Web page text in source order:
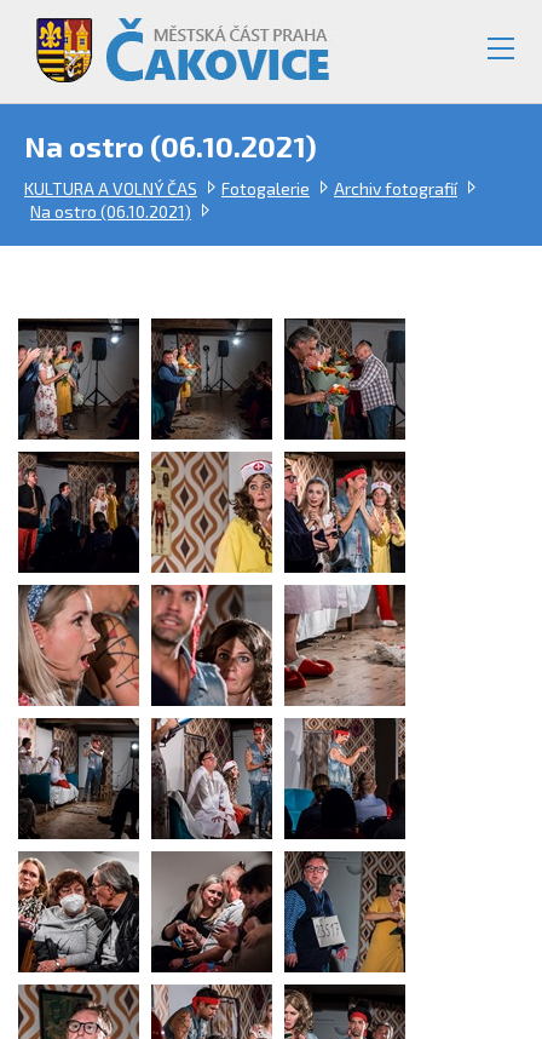
Na ostro (06.10.2021)
KULTURA A VOLNÝ ČAS Fotogalerie
Archiv fotografií
Na ostro (06.10.2021)